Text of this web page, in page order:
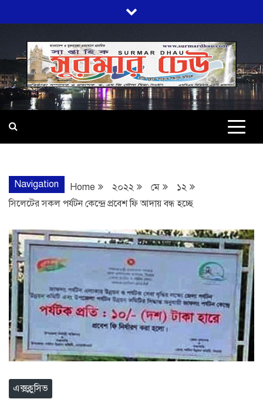
to
content
প্রতি মূহুর্তে সত্যের সন্ধানে অবিচল…
Navigation Home ২০২২ মে
১২
সিলেটের সকল পর্যটন কেন্দ্রে প্রবেশ ফি আদায় বন্ধ হচ্ছে
এক্সক্লুসিভ